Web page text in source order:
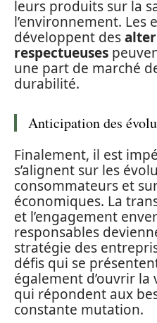
leurs produits sur la
l’environnement. Les
développent des
respectueuses
une part de marché
durabilité.
Anticipation des
Finalement, il est
s’alignent sur les
consommateurs et
économiques. La
et l’engagement
responsables
stratégie des
défis qui se
également d’ouvrir
qui répondent aux
constante mutation.